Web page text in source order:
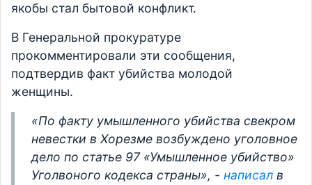
якобы стал бытовой конфликт.
В Генеральной прокуратуре
прокомментировали эти сообщения,
подтвердив факт убийства молодой
женщины.
«По факту умышленного убийства свекром
невестки в Хорезме возбуждено уголовное
дело по статье 97 «Умышленное убийство»
Уголвоного кодекса страны», - написал в